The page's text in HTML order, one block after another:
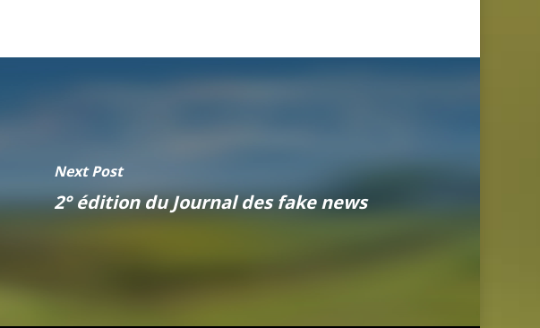
Next Post
2° édition du Journal des fake news